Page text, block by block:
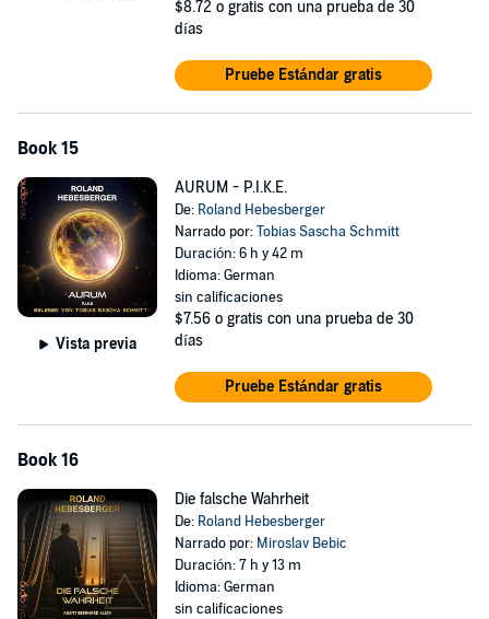
$8.72 o gratis con una prueba de 30
días
Pruebe Estándar gratis
Book 15
Vista previa
AURUM - P.I.K.E.
De: Roland Hebesberger
Narrado por:Tobias Sascha Schmitt
Duración: 6 h y 42 m
Idioma: German
sin calificaciones
$7.56 o gratis con una prueba de 30
días
Pruebe Estándar gratis
Book 16
Die falsche Wahrheit
De: Roland Hebesberger
Narrado por: Miroslav Bebic
Duración: 7 h y 13 m
Idioma: German
sin calificaciones